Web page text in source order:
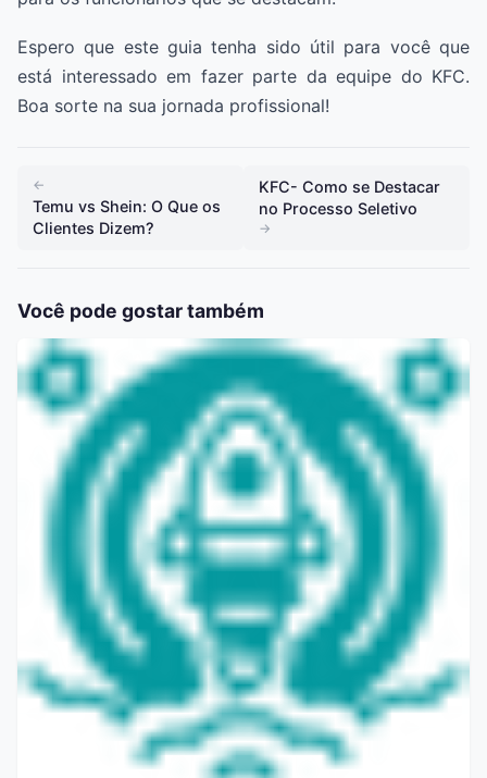
Espero que este guia tenha sido útil para você que
está interessado em fazer parte da equipe do KFC.
Boa sorte na sua jornada profissional!
←
Temu vs Shein: O Que os
Clientes Dizem?
KFC- Como se Destacar
no Processo Seletivo
→
Você pode gostar também